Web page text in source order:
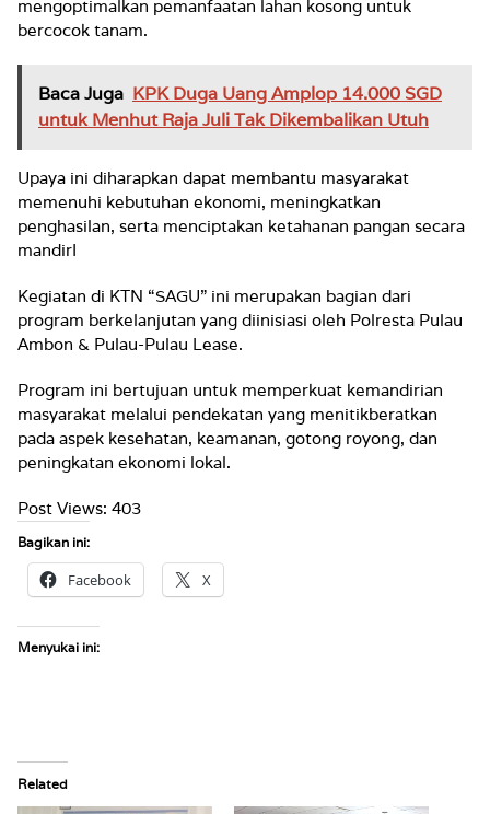
mengoptimalkan pemanfaatan lahan kosong untuk
bercocok tanam.
Baca Juga KPK Duga Uang Amplop 14.000 SGD
untuk Menhut Raja Juli Tak Dikembalikan Utuh
Upaya ini diharapkan dapat membantu masyarakat
memenuhi kebutuhan ekonomi, meningkatkan
penghasilan, serta menciptakan ketahanan pangan secara
mandirI
Kegiatan di KTN “SAGU” ini merupakan bagian dari
program berkelanjutan yang diinisiasi oleh Polresta Pulau
Ambon & Pulau-Pulau Lease.
Program ini bertujuan untuk memperkuat kemandirian
masyarakat melalui pendekatan yang menitikberatkan
pada aspek kesehatan, keamanan, gotong royong, dan
peningkatan ekonomi lokal.
Post Views: 403
Bagikan ini:
Facebook X
Menyukai ini:
Related